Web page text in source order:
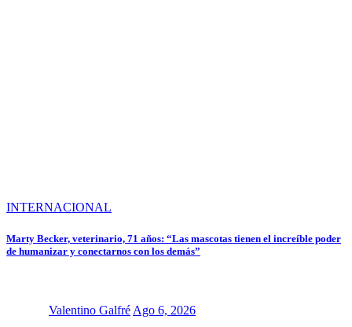
INTERNACIONAL
Marty Becker, veterinario, 71 años: “Las mascotas tienen el increíble poder
de humanizar y conectarnos con los demás”
Valentino Galfré Ago 6, 2026